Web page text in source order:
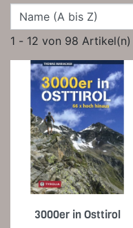
1 - 12 von 98 Artikel(n)
3000er in Osttirol